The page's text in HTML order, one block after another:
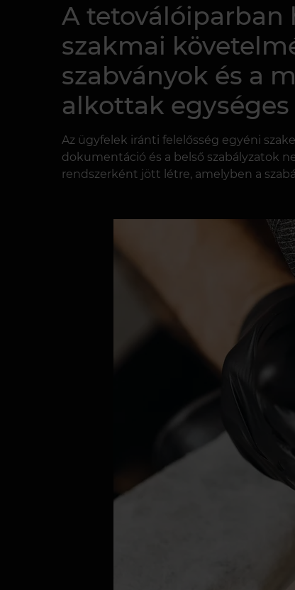
A tetoválóiparban
szakmai
szabványok és a
alkottak
Az ügyfelek iránti felelősség egyéni
dokumentáció és a belső szabályzatok
rendszerként jött létre, amelyben a